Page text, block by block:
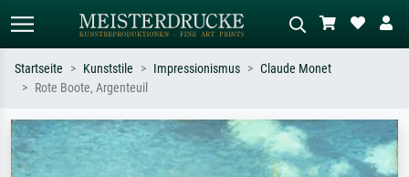
Suchen Sie nach Künstlern, Werktiteln
oder Stilen – z.B. Monet,
Sternennacht, Impressionismus, Welle
Beschreiben Sie die Szene – z.B. Grüne
Wiese, Abstrakt mit viel Rot, Dunkles
Ölgemälde, Stehender Akt neben einem
Startseite Kunststile Impressionismus
Claude Monet
Rote Boote, Argenteuil